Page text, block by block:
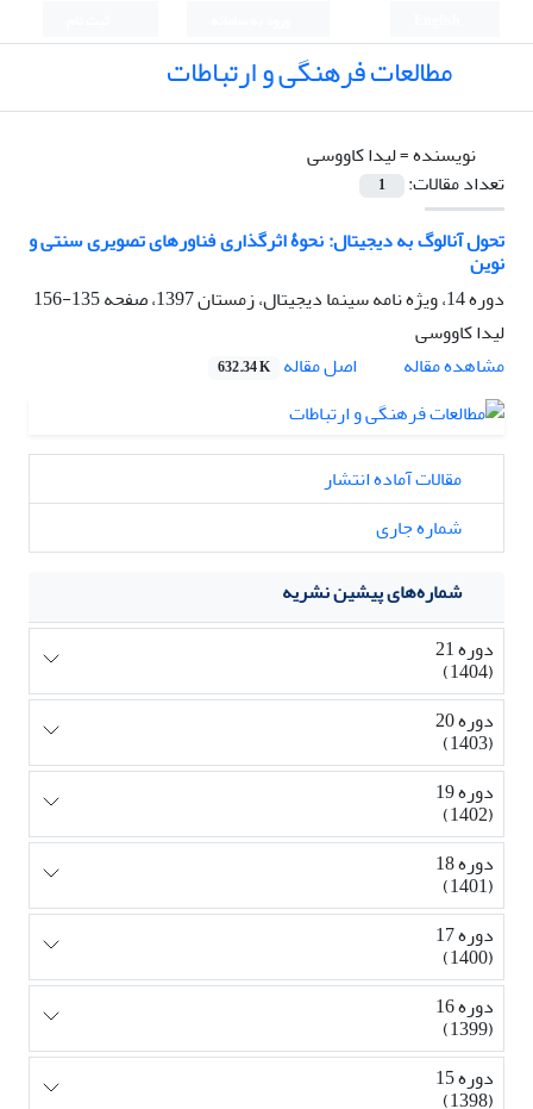
مطالعات فرهنگی و ارتباطات
نویسنده =لیدا کاووسی
تعداد مقالات:
1
تحول آنالوگ به دیجیتال: نحوۀ اثرگذاری فناور‌های تصویری سنتی و
نوین
دوره 14، ویژه نامه سینما دیجیتال، زمستان 1397، صفحه
135-156
لیدا کاووسی
مشاهده مقاله
اصل مقاله 632.34 K
مقالات آماده انتشار
شماره جاری
شماره‌های پیشین نشریه
دوره 21
(1404)
دوره 20
(1403)
دوره 19
(1402)
دوره 18
(1401)
دوره 17
(1400)
دوره 16
(1399)
دوره 15
(1398)